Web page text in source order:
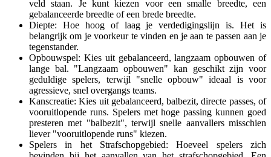
veld staan. Je kunt kiezen voor een smalle breedte, een
gebalanceerde breedte of een brede breedte.
Diepte: Hoe hoog of laag je verdedigingslijn is. Het is
belangrijk om je voorkeur te vinden en je aan te passen aan je
tegenstander.
Opbouwspel: Kies uit gebalanceerd, langzaam opbouwen of
lange bal. "Langzaam opbouwen" kan geschikt zijn voor
geduldige spelers, terwijl "snelle opbouw" ideaal is voor
agressieve, snel overgangs teams.
Kanscreatie: Kies uit gebalanceerd, balbezit, directe passes, of
vooruitlopende runs. Spelers met hoge passing kunnen goed
presteren met "balbezit", terwijl snelle aanvallers misschien
liever "vooruitlopende runs" kiezen.
Spelers in het Strafschopgebied: Hoeveel spelers zich